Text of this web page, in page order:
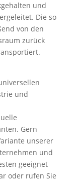
und
Die so
von den
zurück
und
Gern
unserer
und
geeignet
oder rufen Sie